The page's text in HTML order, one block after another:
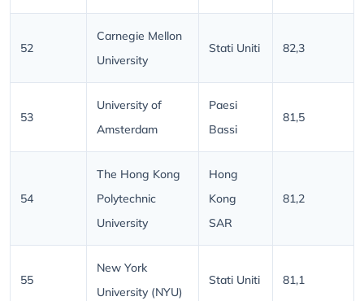
52
Carnegie Mellon
University
Stati Uniti 82,3
53
University of
Amsterdam
Paesi
Bassi
81,5
54
The Hong Kong
Polytechnic
University
Hong
Kong
SAR
81,2
55
New York
University (NYU)
Stati Uniti 81,1